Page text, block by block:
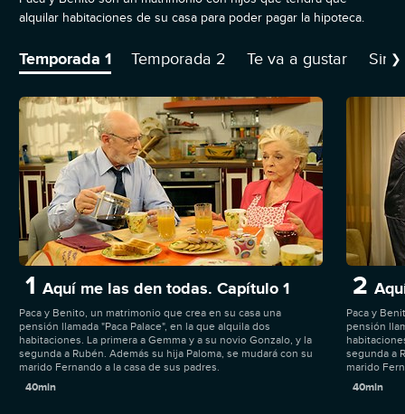
alquilar habitaciones de su casa para poder pagar la hipoteca.
Temporada 1 Temporada 2 Te va a gustar ❯
1 Aquí me las den todas. Capítulo 1
Paca y Benito, un matrimonio que crea en su casa una
pensión llamada "Paca Palace", en la que alquila dos
habitaciones. La primera a Gemma y a su novio Gonzalo, y la
segunda a Rubén. Además su hija Paloma, se mudará con su
marido Fernando a la casa de sus padres.
40min
2
Paca y
pensión
segunda a
marido
40min